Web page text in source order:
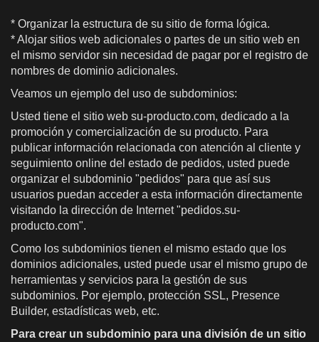
* Organizar la estructura de su sitio de forma lógica.
* Alojar sitios web adicionales o partes de un sitio web en
el mismo servidor sin necesidad de pagar por el registro de
nombres de dominio adicionales.
Veamos un ejemplo del uso de subdominios:
Usted tiene el sitio web su-producto.com, dedicado a la
promoción y comercialización de su producto. Para
publicar información relacionada con atención al cliente y
seguimiento online del estado de pedidos, usted puede
organizar el subdominio "pedidos" para que así sus
usuarios puedan acceder a esta información directamente
visitando la dirección de Internet "pedidos.su-
producto.com".
Como los subdominios tienen el mismo estado que los
dominios adicionales, usted puede usar el mismo grupo de
herramientas y servicios para la gestión de sus
subdominios. Por ejemplo, protección SSL, Presence
Builder, estadísticas web, etc.
Para crear un subdominio para una división de un sitio